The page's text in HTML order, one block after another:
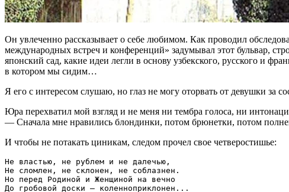
Он увлеченно рассказывает о себе любимом. Как проводил
международных встреч и конференций» задумывал этот бульвар,
японский сад, какие идеи легли в основу узбекского, русского и
в котором мы сидим…
Я его с интересом слушаю, но глаз не могу оторвать от девушки за
Юра перехватил мой взгляд и не меня ни тембра голоса, ни
— Сначала мне нравились блондинки, потом брюнетки, потом
И чтобы не потакать циникам, следом прочел свое четверостишье:
Не властью, не рублем и не далечью,
Не сломлен, не склонен, не соблазнен.
Но перед Родиной и Женщиной на вечно